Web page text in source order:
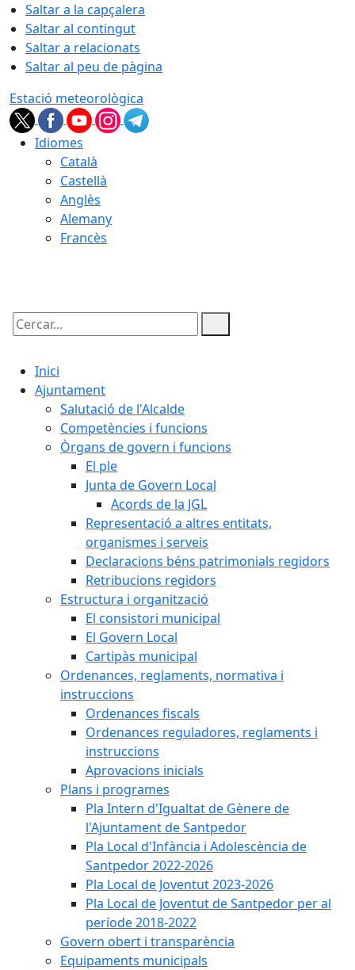
Saltar a la capçalera
Saltar al contingut
Saltar a relacionats
Saltar al peu de pàgina
Estació meteorològica
Idiomes
Català
Castellà
Anglès
Alemany
Francès
Cercar:
Inici
Ajuntament
Salutació de l'Alcalde
Competències i funcions
Òrgans de govern i funcions
El ple
Junta de Govern Local
Acords de la JGL
Representació a altres entitats,
organismes i serveis
Declaracions béns patrimonials regidors
Retribucions regidors
Estructura i organització
El consistori municipal
El Govern Local
Cartipàs municipal
Ordenances, reglaments, normativa i
instruccions
Ordenances fiscals
Ordenances reguladores, reglaments i
instruccions
Aprovacions inicials
Plans i programes
Pla Intern d'Igualtat de Gènere de
l'Ajuntament de Santpedor
Pla Local d'Infància i Adolescència de
Santpedor 2022-2026
Pla Local de Joventut 2023-2026
Pla Local de Joventut de Santpedor per al
període 2018-2022
Govern obert i transparència
Equipaments municipals